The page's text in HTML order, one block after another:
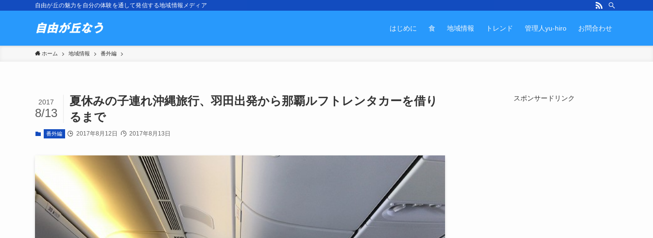
自由が丘の魅力を自分の体験を通して発信する地域情報メディア
はじめに 食 地域情報 トレンド 管理人yu-hiro お問合わせ
ホーム 地域情報 番外編
夏休みの子連れ沖縄旅行、羽田出発から那覇ルフトレンタカーを借り
るまで
2017
8/13
番外編 2017年8月12日 2017年8月13日
スポンサードリンク